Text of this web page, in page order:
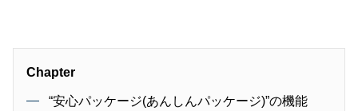
Chapter
“安心パッケージ(あんしんパッケージ)”の機能